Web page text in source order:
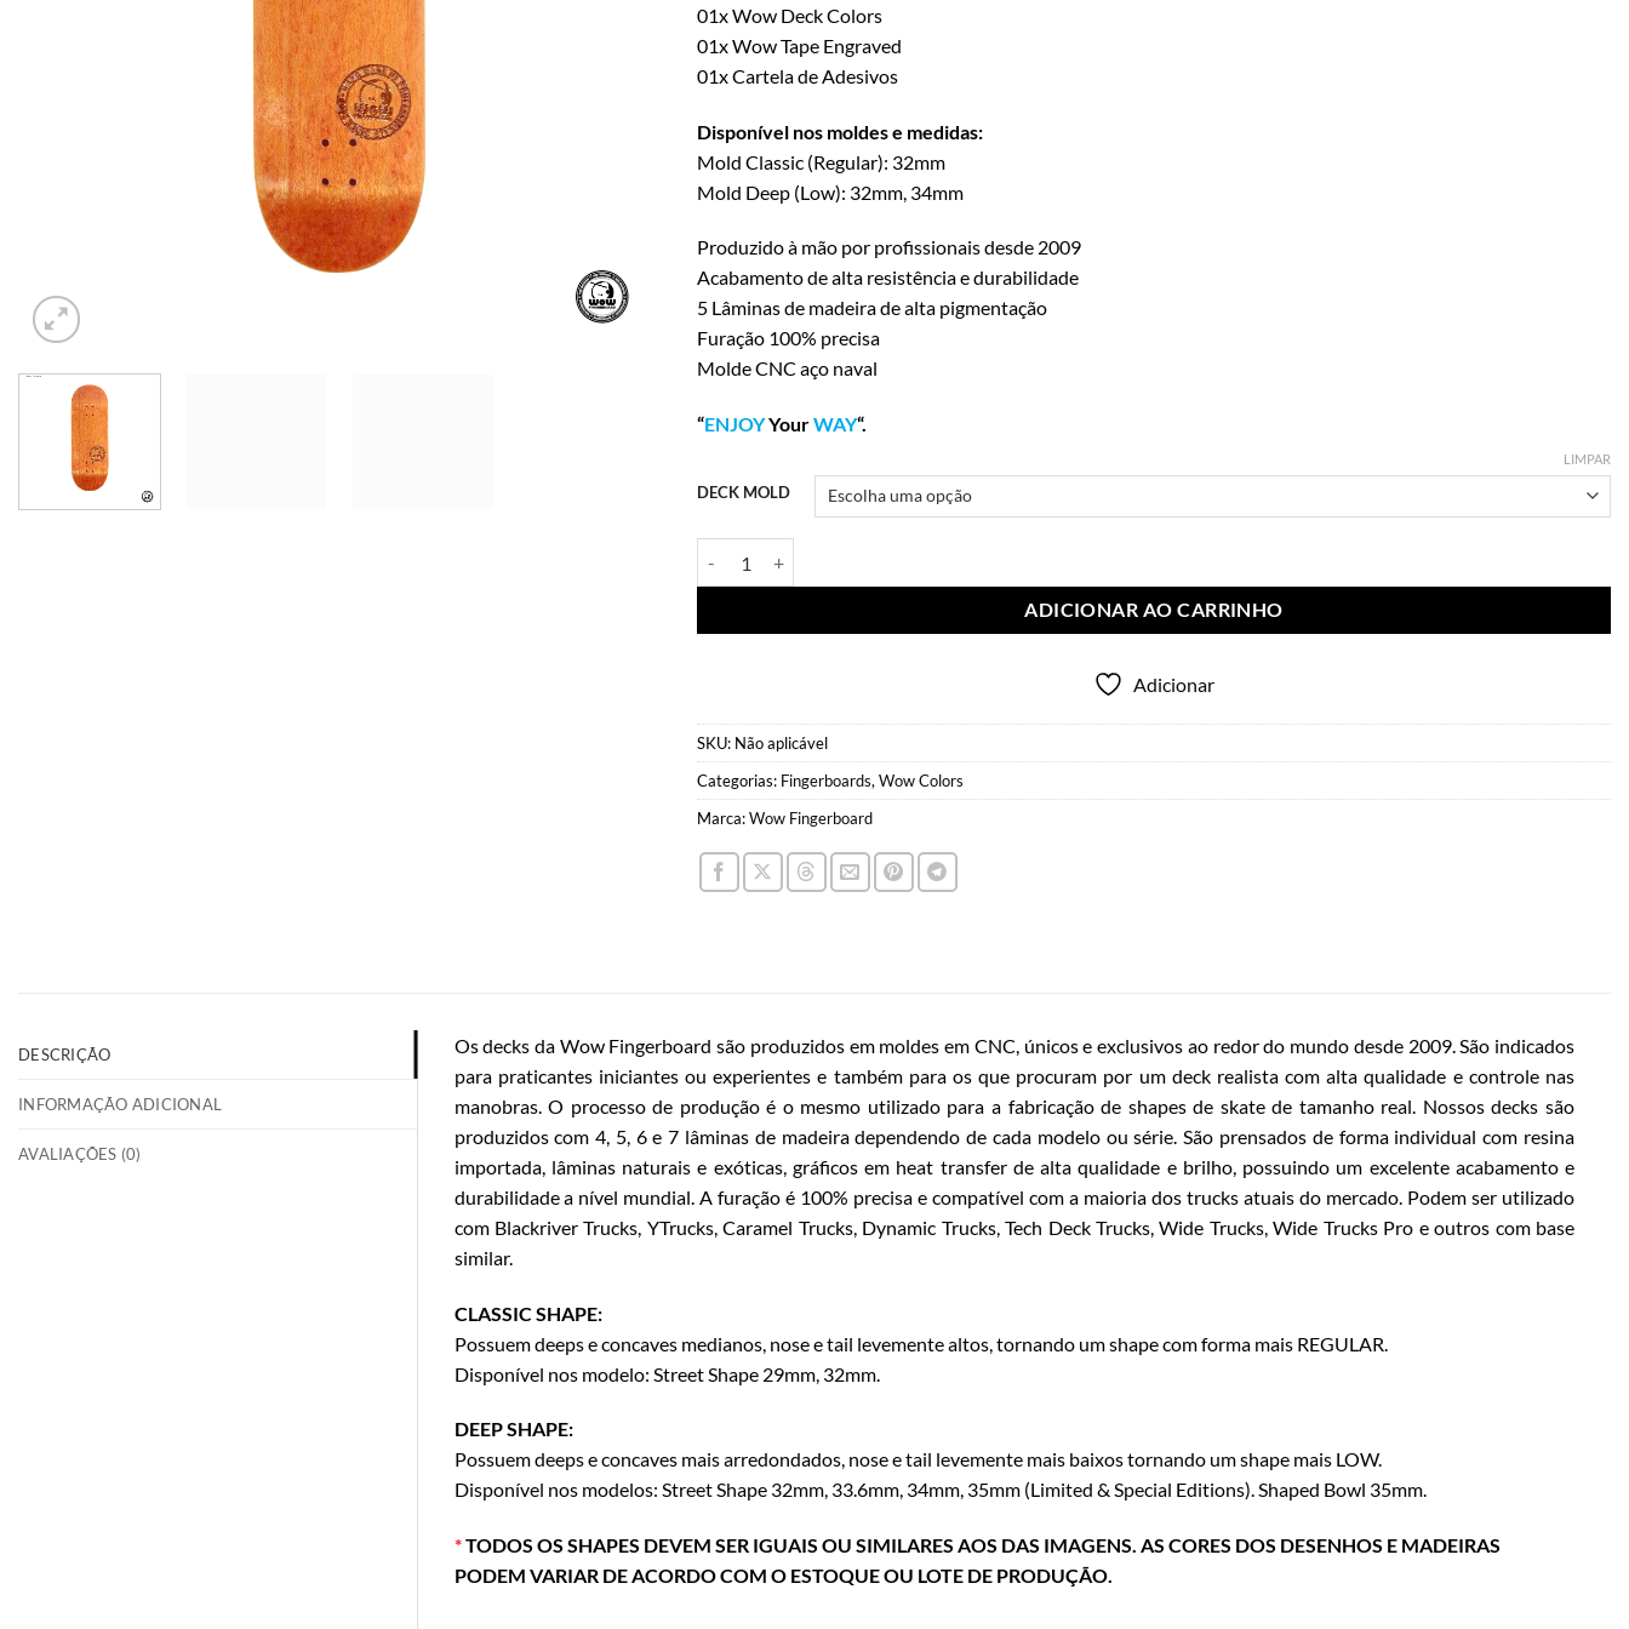
01x Wow Deck Colors
01x Wow Tape Engraved
01x Cartela de Adesivos
Disponível nos moldes e medidas:
Mold Classic (Regular): 32mm
Mold Deep (Low): 32mm, 34mm
Produzido à mão por profissionais desde 2009
Acabamento de alta resistência e durabilidade
5 Lâminas de madeira de alta pigmentação
Furação 100% precisa
Molde CNC aço naval
“ENJOYYourWAY“.
DECK MOLD
LIMPAR
ADICIONAR AO CARRINHO
Adicionar
SKU: Não aplicável
Categorias: Fingerboards, Wow Colors
Marca:Wow Fingerboard
DESCRIÇÃO
INFORMAÇÃO ADICIONAL
AVALIAÇÕES (0)
Os decks da Wow Fingerboard são produzidos em moldes em CNC, únicos e exclusivos ao redor do mundo desde 2009. São indicados
para praticantes iniciantes ou experientes e também para os que procuram por um deck realista com alta qualidade e controle nas
manobras. O processo de produção é o mesmo utilizado para a fabricação de shapes de skate de tamanho real. Nossos decks são
produzidos com 4, 5, 6 e 7 lâminas de madeira dependendo de cada modelo ou série. São prensados de forma individual com resina
importada, lâminas naturais e exóticas, gráficos em heat transfer de alta qualidade e brilho, possuindo um excelente acabamento e
durabilidade a nível mundial. A furação é 100% precisa e compatível com a maioria dos trucks atuais do mercado. Podem ser utilizado
com Blackriver Trucks, YTrucks, Caramel Trucks, Dynamic Trucks, Tech Deck Trucks, Wide Trucks, Wide Trucks Pro e outros com base
similar.
CLASSIC SHAPE:
Possuem deeps e concaves medianos, nose e tail levemente altos, tornando um shape com forma mais REGULAR.
Disponível nos modelo: Street Shape 29mm, 32mm.
DEEP SHAPE:
Possuem deeps e concaves mais arredondados, nose e tail levemente mais baixos tornando um shape mais LOW.
Disponível nos modelos: Street Shape 32mm, 33.6mm, 34mm, 35mm (Limited & Special Editions). Shaped Bowl 35mm.
*TODOS OS SHAPES DEVEM SER IGUAIS OU SIMILARES AOS DAS IMAGENS. AS CORES DOS DESENHOS E MADEIRAS
PODEM VARIAR DE ACORDO COM O ESTOQUE OU LOTE DE PRODUÇÃO.